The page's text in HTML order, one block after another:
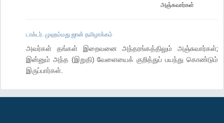
அஞ்சுவார்கள்
டாக்டர். முஹம்மது ஜான் தமிழாக்கம்
அவர்கள் தங்கள் இறைவனை அந்தரங்கத்திலும் அஞ்சுவார்கள்;
இன்னும் அந்த (இறுதி) வேளையைக் குறித்துப் பயந்து கொண்டும்
இருப்பார்கள்.